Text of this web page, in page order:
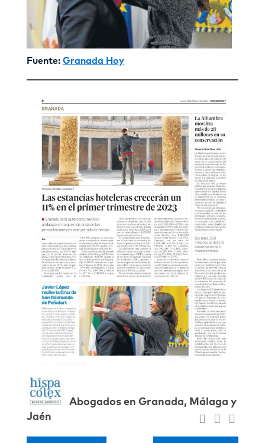
Fuente: Granada Hoy
Abogados en Granada, Málaga y
Jaén